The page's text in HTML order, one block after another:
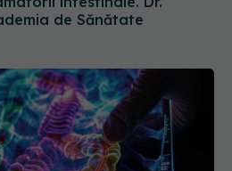
de Sănătate